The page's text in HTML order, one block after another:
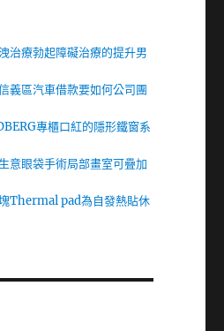
治療勃起障礙治療的提升男
義區汽車借款要如何公司團
專櫃口紅的隱形鐵窗系
意眼袋手術局部畫室可疊加
Thermal pad為自發熱貼休